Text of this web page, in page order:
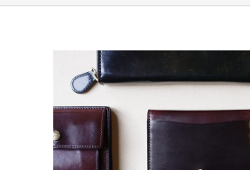
Director's
絞り込む
デッドストック
在庫情報
入荷情報
2026年
2026年
2026年
2026年